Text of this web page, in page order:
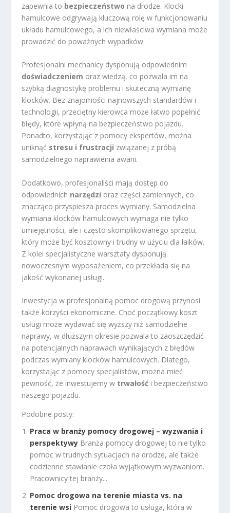
zapewnia to bezpieczeństwo na drodze. Klocki
hamulcowe odgrywają kluczową rolę w funkcjonowaniu
układu hamulcowego, a ich niewłaściwa wymiana może
prowadzić do poważnych wypadków.
Profesjonalni mechanicy dysponują odpowiednim
doświadczeniem oraz wiedzą, co pozwala im na
szybką diagnostykę problemu i skuteczną wymianę
klocków. Bez znajomości najnowszych standardów i
technologii, przeciętny kierowca może łatwo popełnić
błędy, które wpłyną na bezpieczeństwo pojazdu.
Ponadto, korzystając z pomocy ekspertów, można
uniknąć stresu i frustracji związanej z próbą
samodzielnego naprawienia awarii.
Dodatkowo, profesjonaliści mają dostęp do
odpowiednich narzędzi oraz części zamiennych, co
znacząco przyspiesza proces wymiany. Samodzielna
wymiana klocków hamulcowych wymaga nie tylko
umiejętności, ale i często skomplikowanego sprzętu,
który może być kosztowny i trudny w użyciu dla laików.
Z kolei specjalistyczne warsztaty dysponują
nowoczesnym wyposażeniem, co przekłada się na
jakość wykonanej usługi.
Inwestycja w profesjonalną pomoc drogową przynosi
także korzyści ekonomiczne. Choć początkowy koszt
usługi może wydawać się wyższy niż samodzielne
naprawy, w dłuższym okresie pozwala to zaoszczędzić
na potencjalnych naprawach wynikających z błędów
podczas wymiany klocków hamulcowych. Dlatego,
korzystając z pomocy specjalistów, można mieć
pewność, że inwestujemy w trwałość i bezpieczeństwo
naszego pojazdu.
Podobne posty:
Praca w branży pomocy drogowej – wyzwania i
perspektywy Branża pomocy drogowej to nie tylko
pomoc w trudnych sytuacjach na drodze, ale także
codzienne stawianie czoła wyjątkowym wyzwaniom.
Pracownicy tej branży...
Pomoc drogowa na terenie miasta vs. na
terenie wsi Pomoc drogowa to usługa, która w